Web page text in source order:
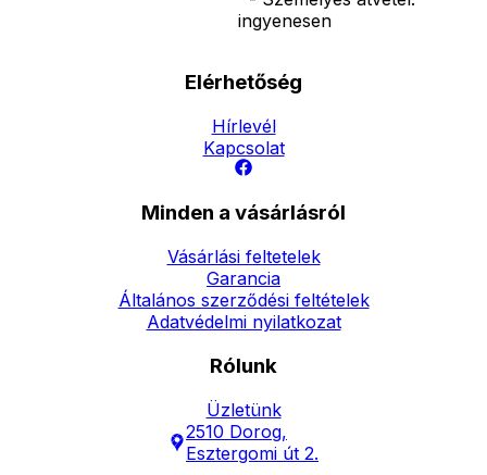
ingyenesen
Elérhetőség
Hírlevél
Kapcsolat
Minden a vásárlásról
Vásárlási feltetelek
Garancia
Általános szerződési feltételek
Adatvédelmi nyilatkozat
Rólunk
Üzletünk
2510 Dorog,
Esztergomi út 2.